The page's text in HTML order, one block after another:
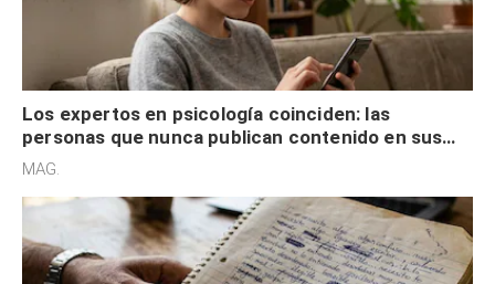
Los expertos en psicología coinciden: las
personas que nunca publican contenido en sus
redes sociales no pretenden buscar validación
MAG.